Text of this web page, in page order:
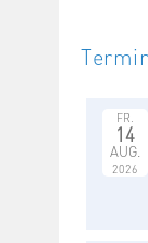
FR.
14
AUG.
2026